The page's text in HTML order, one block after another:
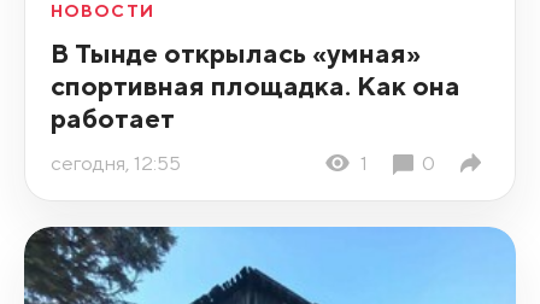
НОВОСТИ
В Тынде открылась «умная»
спортивная площадка. Как она
работает
сегодня, 12:55 1 0